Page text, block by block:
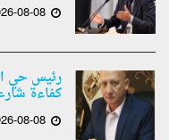
08-08
رئيس حي
كفاءة
08-08